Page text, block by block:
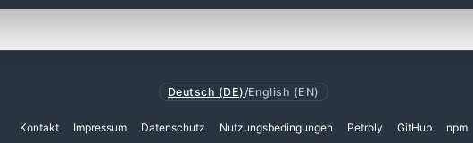
Deutsch (DE) /English (EN)
Kontakt Impressum Datenschutz Nutzungsbedingungen Petroly GitHub npm